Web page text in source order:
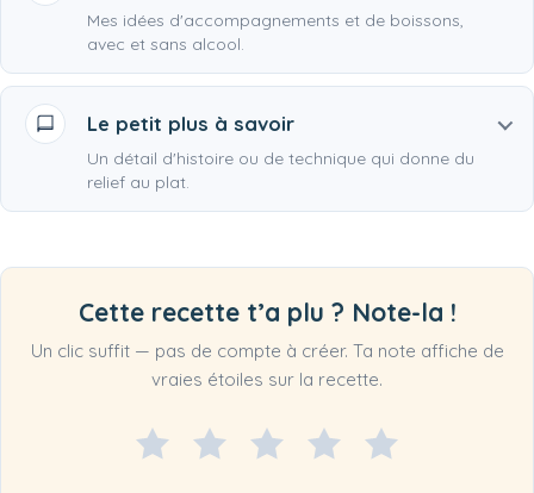
Mes idées d'accompagnements et de boissons,
avec et sans alcool.
Le petit plus à savoir
Un détail d'histoire ou de technique qui donne du
relief au plat.
Cette recette t’a plu ? Note-la !
Un clic suffit — pas de compte à créer. Ta note affiche de
vraies étoiles sur la recette.